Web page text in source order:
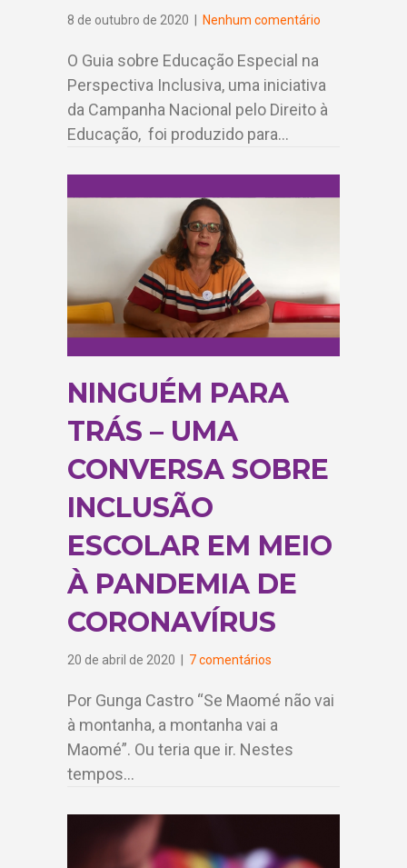
8 de outubro de 2020 Nenhum comentário
O Guia sobre Educação Especial na
Perspectiva Inclusiva, uma iniciativa
da Campanha Nacional pelo Direito à
Educação, foi produzido para…
NINGUÉM PARA
TRÁS – UMA
CONVERSA SOBRE
INCLUSÃO
ESCOLAR EM MEIO
À PANDEMIA DE
CORONAVÍRUS
20 de abril de 2020 7 comentários
Por Gunga Castro “Se Maomé não vai
à montanha, a montanha vai a
Maomé”. Ou teria que ir. Nestes
tempos…